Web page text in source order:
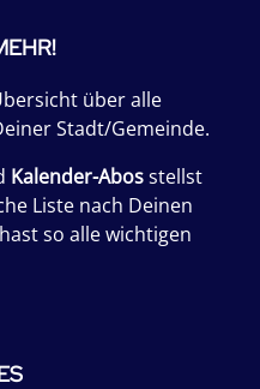
über alle
Stadt/Gemeinde.
Kalender-Abosstellst
Liste nach Deinen
so alle wichtigen